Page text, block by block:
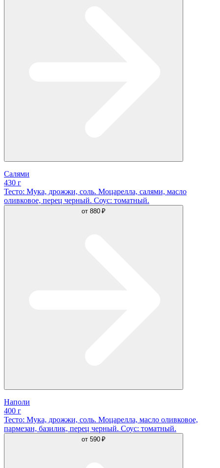
Салями
430 г
Тесто: Мука, дрожжи, соль. Моцарелла, салями, масло
оливковое, перец черный. Соус: томатный.
от 880 ₽
Наполи
400 г
Тесто: Мука, дрожжи, соль. Моцарелла, масло оливковое,
пармезан, базилик, перец черный. Соус: томатный.
от 590 ₽